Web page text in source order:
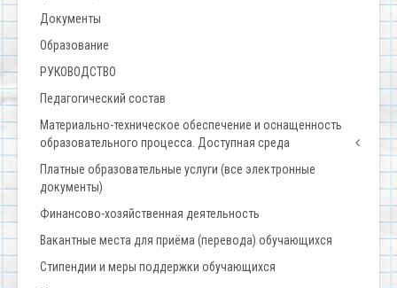
Документы
Образование
РУКОВОДСТВО
Педагогический состав
Материально-техническое обеспечение и оснащенность
образовательного процесса. Доступная среда
Платные образовательные услуги (все электронные
документы)
Финансово-хозяйственная деятельность
Вакантные места для приёма (перевода) обучающихся
Стипендии и меры поддержки обучающихся